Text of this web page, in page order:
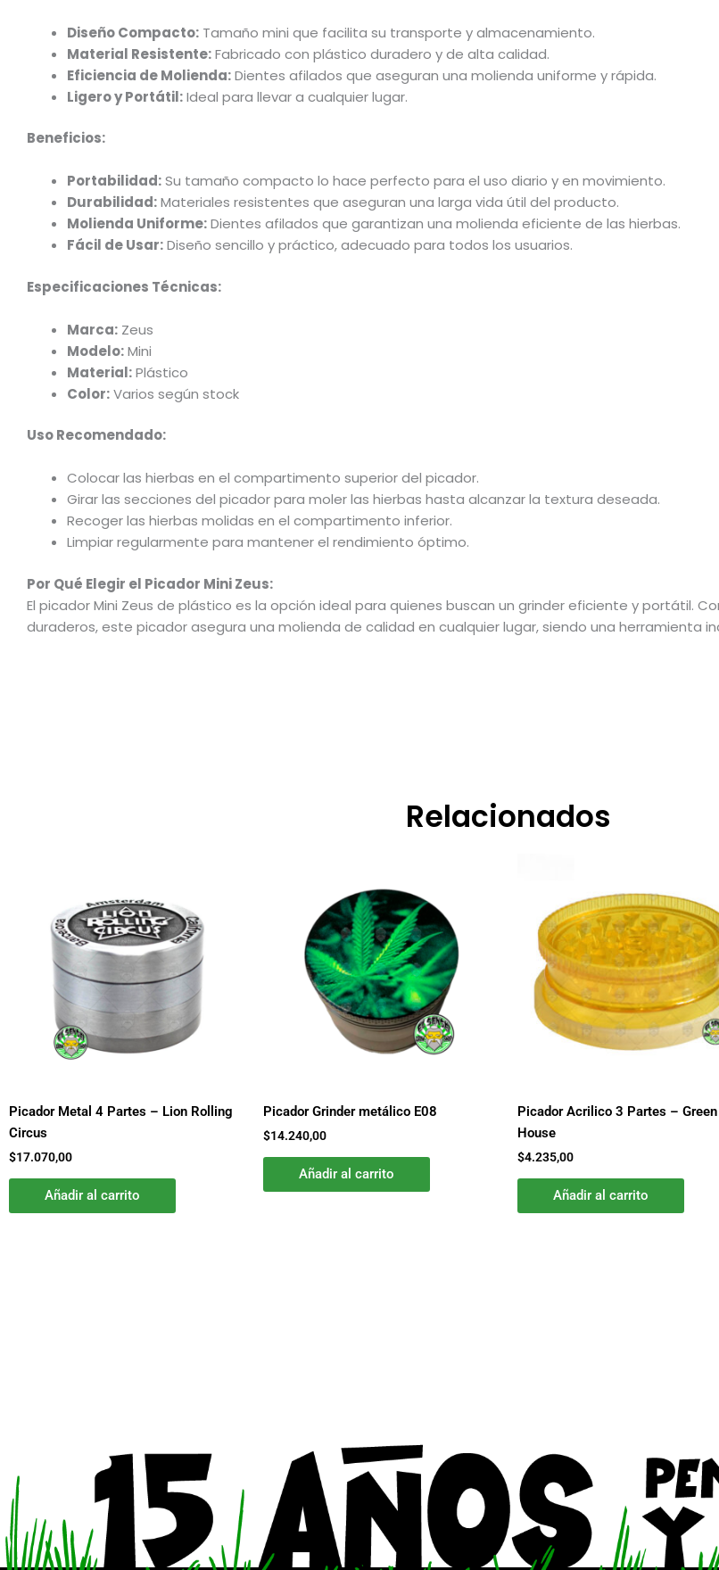
Diseño Compacto: Tamaño mini que facilita su transporte y almacenamiento.
Material Resistente:Fabricado con plástico duradero y de alta calidad.
Eficiencia de Molienda:Dientes afilados que aseguran una molienda uniforme y rápida.
Ligero y Portátil:Ideal para llevar a cualquier lugar.
Beneficios:
Portabilidad:Su tamaño compacto lo hace perfecto para el uso diario y en movimiento.
Durabilidad:Materiales resistentes que aseguran una larga vida útil del producto.
Molienda Uniforme:Dientes afilados que garantizan una molienda eficiente de las hierbas.
Fácil de Usar:Diseño sencillo y práctico, adecuado para todos los usuarios.
Especificaciones Técnicas:
Marca: Zeus
Modelo:Mini
Material:Plástico
Color:Varios según stock
Uso Recomendado:
Colocar las hierbas en el compartimento superior del picador.
Girar las secciones del picador para moler las hierbas hasta alcanzar la textura deseada.
Recoger las hierbas molidas en el compartimento inferior.
Limpiar regularmente para mantener el rendimiento óptimo.
Por Qué Elegir el Picador Mini Zeus:
El picador Mini Zeus de plástico es la opción ideal para quienes buscan un grinder eficiente y portátil.
duraderos, este picador asegura una molienda de calidad en cualquier lugar, siendo una herramienta
Relacionados
Picador Metal 4 Partes – Lion Rolling
Circus
$17.070,00
Añadir al carrito
Picador Grinder metálico E08
$14.240,00
Añadir al carrito
Picador Acrilico 3 Partes – Green
House
$4.235,00
Añadir al carrito